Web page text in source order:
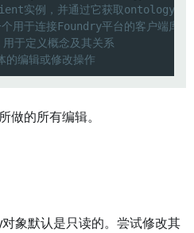
实例，并通过它获取ontology的
于连接Foundry平台的客户端库
于定义概念及其关系
编辑或修改操作
做的所有编辑。
象默认是只读的。尝试修改其